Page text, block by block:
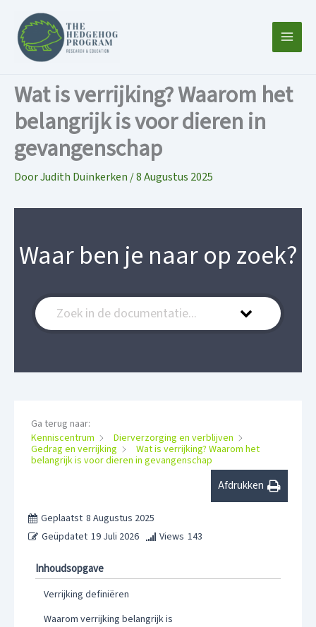
naar
inhoud
Wat is verrijking? Waarom het
belangrijk is voor dieren in
gevangenschap
DoorJudith Duinkerken /8 Augustus 2025
Waar ben je naar op zoek?
Ga terug naar:
Kenniscentrum
Dierverzorging en verblijven
Gedrag en verrijking
Wat is verrijking? Waarom het
belangrijk is voor dieren in gevangenschap
Afdrukken
Geplaatst 8 Augustus 2025
Geüpdatet 19 Juli 2026 Views 143
Inhoudsopgave
Verrijking definiëren
Waarom verrijking belangrijk is